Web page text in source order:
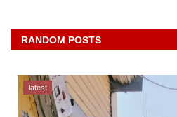
RANDOM POSTS
latest